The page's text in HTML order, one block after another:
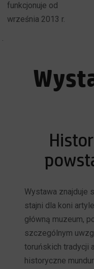
funkcjonuje od
września 2013 r.
.
Wystawa znajduje
stajni dla koni
główną muzeum,
szczególnym
toruńskich tradycji
historyczne